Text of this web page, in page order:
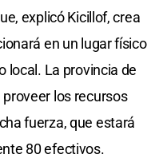
explicó Kicillof, crea
en un lugar físico
local. La provincia de
los recursos
fuerza, que estará
80 efectivos.